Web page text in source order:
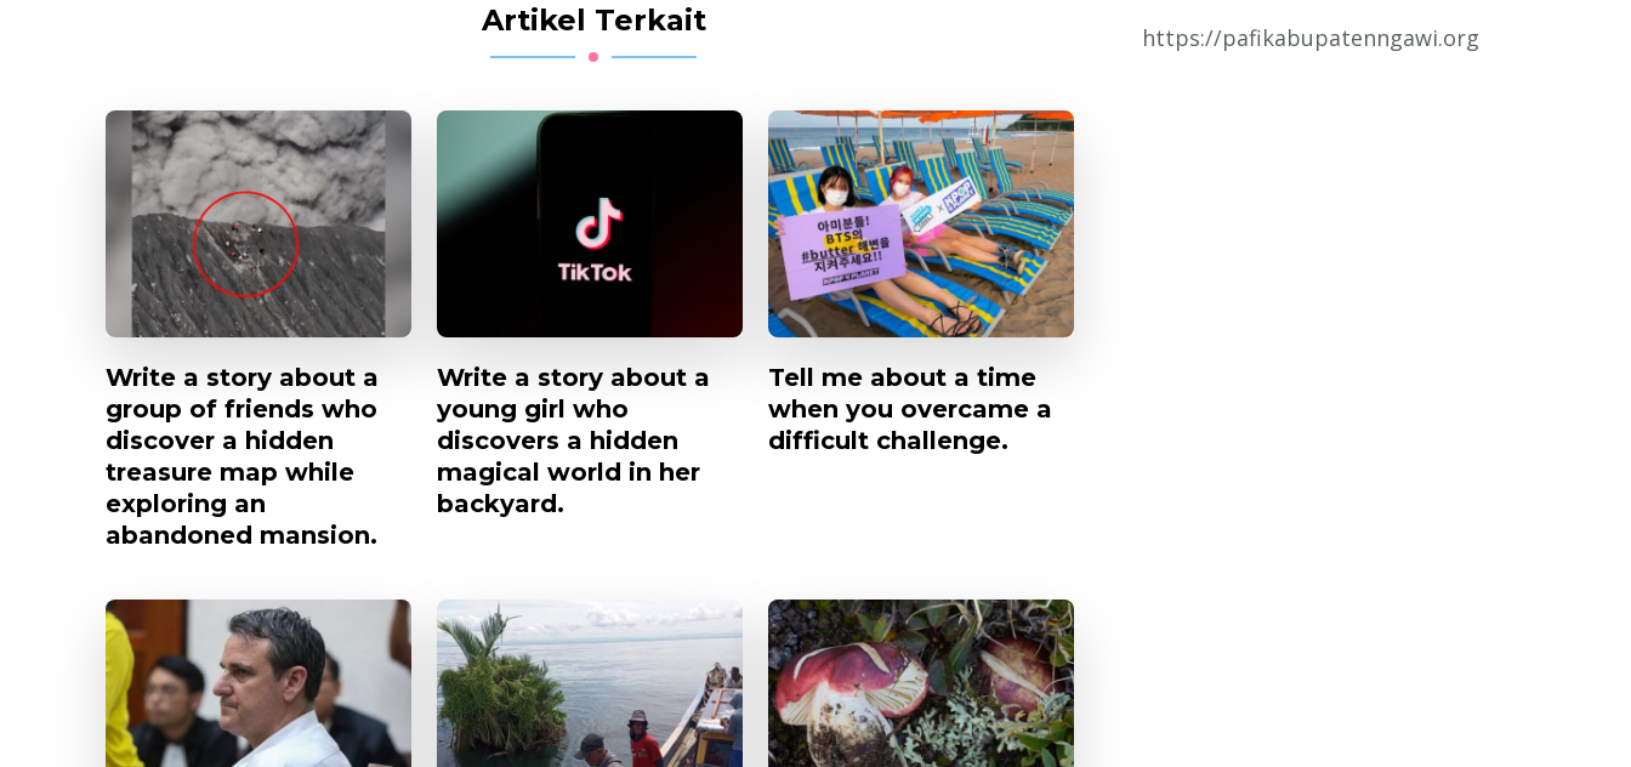
Artikel Terkait
Write a story about a
group of friends who
discover a hidden
treasure map while
exploring an
abandoned mansion.
Write a story about a
young girl who
discovers a hidden
magical world in her
backyard.
Tell me about a time
when you overcame a
difficult challenge.
https://pafikabupatenngawi.org